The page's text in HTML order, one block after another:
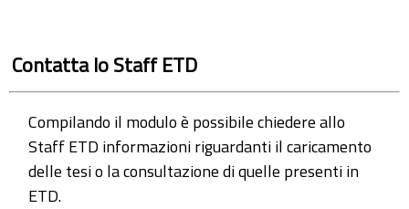
Contatta lo Staff ETD
Compilando il modulo è possibile chiedere allo
Staff ETD informazioni riguardanti il caricamento
delle tesi o la consultazione di quelle presenti in
ETD.